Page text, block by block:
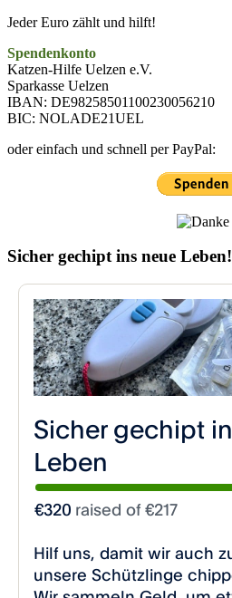
Jeder Euro zählt und hilft!
Spendenkonto
Katzen-Hilfe Uelzen e.V.
Sparkasse Uelzen
IBAN: DE98258501100230056210
BIC: NOLADE21UEL
oder einfach und schnell per PayPal:
Sicher gechipt ins neue Leben!